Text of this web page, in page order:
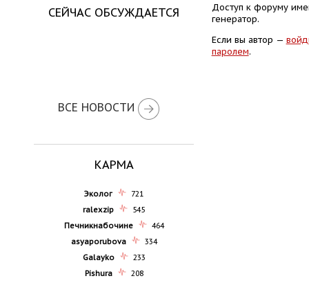
СЕЙЧАС ОБСУЖДАЕТСЯ
ВСЕ НОВОСТИ
КАРМА
Эколог
721
ralexzip
545
Печникнабочине
464
asyaporubova
334
Galayko
233
Pishura
208
Доступ к форуму
генератор.
Если вы автор —
паролем.